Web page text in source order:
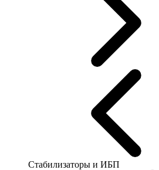
Стабилизаторы и ИБП